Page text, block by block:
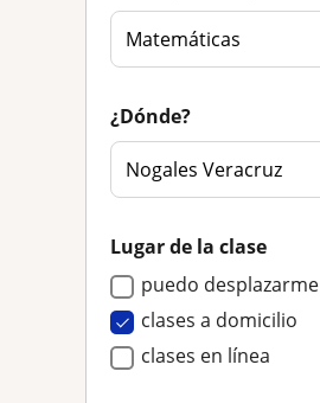
¿Dónde?
Lugar de la clase
puedo desplazarme
clases a domicilio
clases en línea